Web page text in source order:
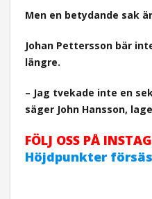
Men en betydande sak
Johan Pettersson bär
längre.
– Jag tvekade inte en
säger John Hansson,
FÖLJ OSS PÅ
Höjdpunkter